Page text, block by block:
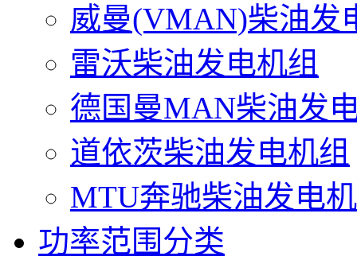
威曼(VMAN)柴油发
雷沃柴油发电机组
德国曼MAN柴油发
道依茨柴油发电机组
MTU奔驰柴油发电
功率范围分类